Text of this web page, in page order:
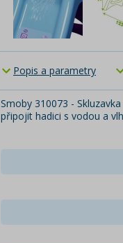
Popis a parametry
Smoby 310073 -
připojit hadici s vodou a